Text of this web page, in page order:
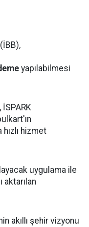
(İBB),
yapılabilmesi
İSPARK
hizmet
uygulama ile
aktarılan
akıllı şehir vizyonu